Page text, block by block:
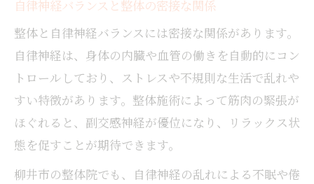
自律神経バランスと整体の密接な関係
整体と自律神経バランスには密接な関係があります。
自律神経は、身体の内臓や血管の働きを自動的にコン
トロールしており、ストレスや不規則な生活で乱れや
すい特徴があります。整体施術によって筋肉の緊張が
ほぐれると、副交感神経が優位になり、リラックス状
態を促すことが期待できます。
柳井市の整体院でも、自律神経の乱れによる不眠や倦